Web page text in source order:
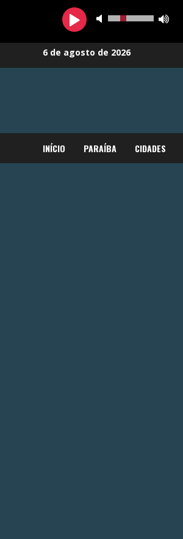
Skip
6 de agosto de 2026
INÍCIO PARAÍBA CIDADES